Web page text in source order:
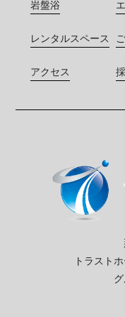
岩盤浴
レンタルスペース
アクセス
トラスト